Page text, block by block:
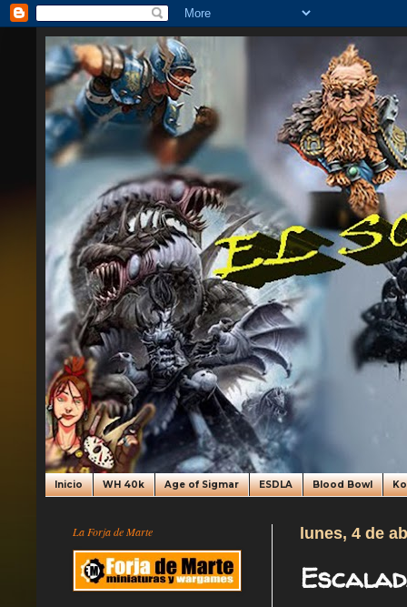
Inicio WH 40k Age of Sigmar ESDLA Blood Bowl
lunes, 4 de
La Forja de Marte